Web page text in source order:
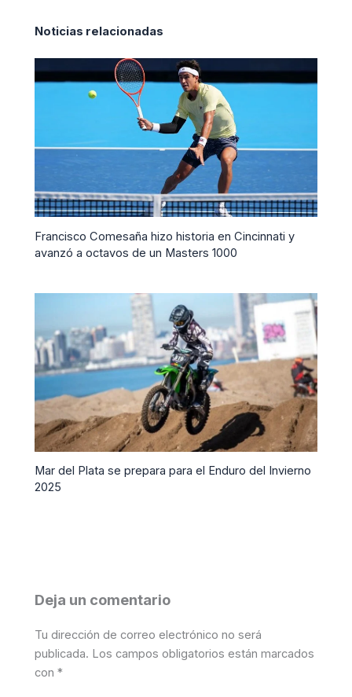
Noticias relacionadas
Francisco Comesaña hizo historia en Cincinnati y
avanzó a octavos de un Masters 1000
Mar del Plata se prepara para el Enduro del Invierno
2025
Deja un comentario
Tu dirección de correo electrónico no será
publicada. Los campos obligatorios están marcados
con*